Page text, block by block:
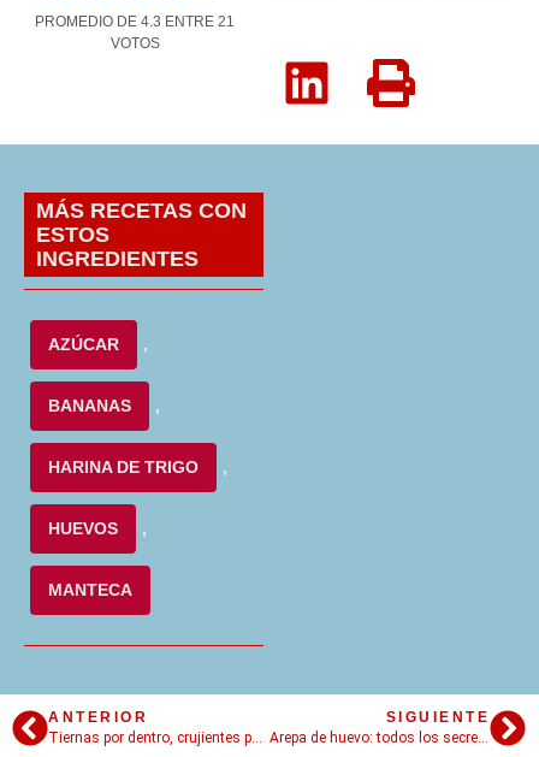
PROMEDIO DE 4.3 ENTRE 21
VOTOS
MÁS RECETAS CON
ESTOS
INGREDIENTES
AZÚCAR ,
BANANAS ,
HARINA DE TRIGO ,
HUEVOS ,
MANTECA
ANTERIOR
Tiernas por dentro, crujientes por fuera. Así son las patatas panaderas
SIGUIENTE
Arepa de huevo: todos los secretos para preparar este manjar colombiano